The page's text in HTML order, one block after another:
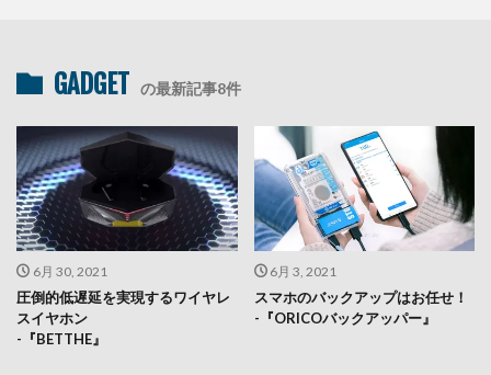
GADGET の最新記事8件
6月 30, 2021
圧倒的低遅延を実現するワイヤレ
スイヤホン
-『BETTHE』
6月 3, 2021
スマホのバックアップはお任せ！
-『ORICOバックアッパー』